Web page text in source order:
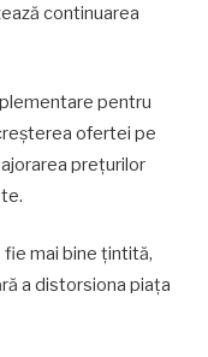
continuarea
pentru
ofertei pe
prețurilor
fie mai bine țintită,
a distorsiona piața